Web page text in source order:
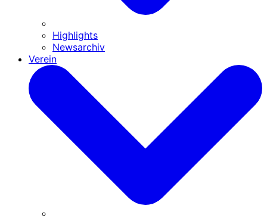
Highlights
Newsarchiv
Verein